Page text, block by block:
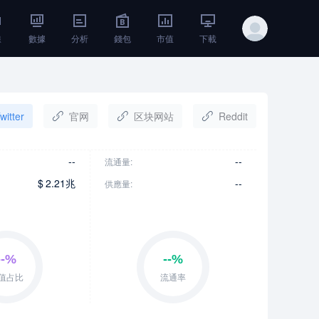
數據 分析 錢包 市值 下載
官网 区块网站 Reddit
--
$2.21兆
流通量: --
供應量: --